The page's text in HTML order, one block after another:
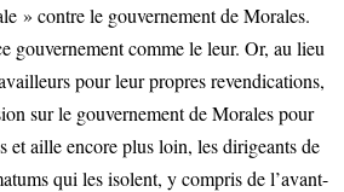
» contre le gouvernement de Morales.
gouvernement comme le leur. Or, au lieu
pour leur propres revendications,
sur le gouvernement de Morales pour
et aille encore plus loin, les dirigeants de
qui les isolent, y compris de l’avant-